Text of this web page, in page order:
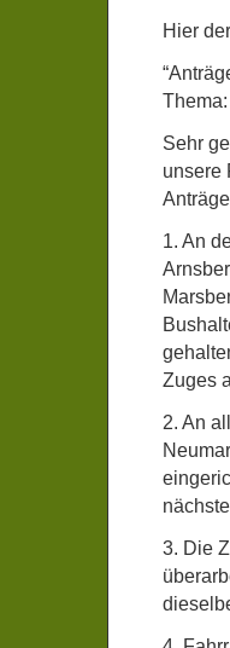
Hier
Sehr
unsere
1. An
Zuges
2. An
3. Die